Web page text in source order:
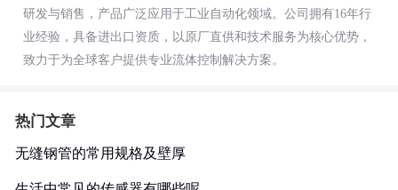
研发与销售，产品广泛应用于工业自动化领域。公司拥有16年行
业经验，具备进出口资质，以原厂直供和技术服务为核心优势，
致力于为全球客户提供专业流体控制解决方案。
热门文章
无缝钢管的常用规格及壁厚